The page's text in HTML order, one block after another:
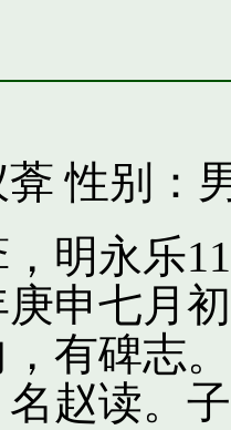
性别：
明永乐
庚申七月
有碑志
赵读。